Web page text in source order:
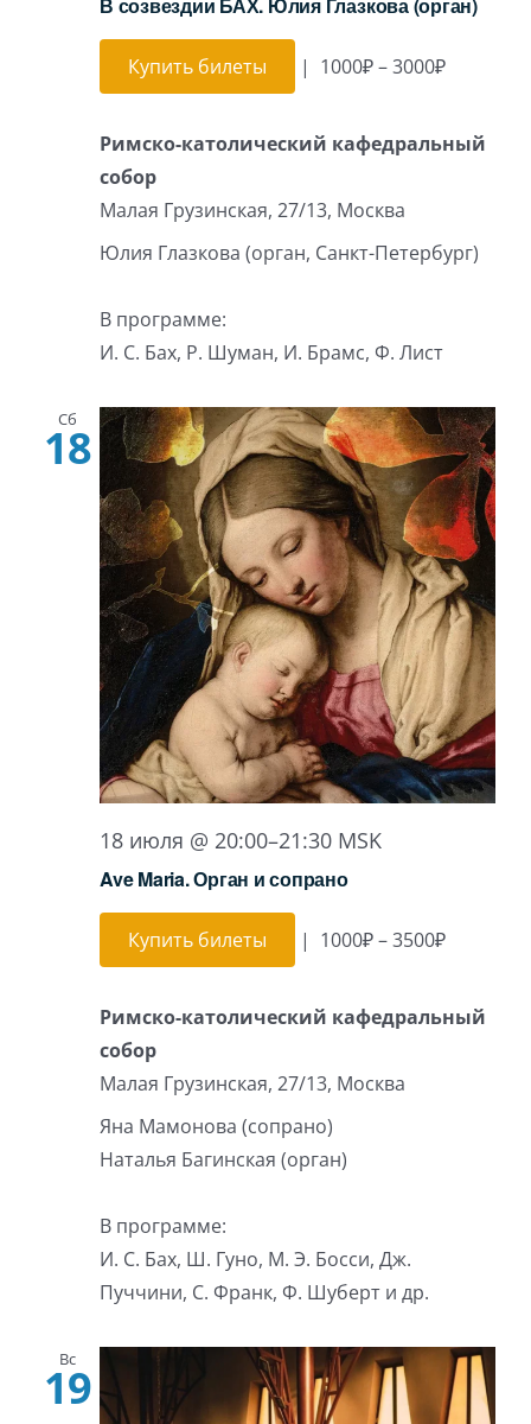
Купить билеты | 1000₽ – 3000₽
Римско-католический кафедральный
собор
Малая Грузинская, 27/13, Москва
Юлия Глазкова (орган, Санкт-Петербург)
В программе:
И. С. Бах, Р. Шуман, И. Брамс, Ф. Лист
Сб
18
18 июля @ 20:00–21:30 MSK
Ave Maria. Орган и сопрано
Купить билеты | 1000₽ – 3500₽
Римско-католический кафедральный
собор
Малая Грузинская, 27/13, Москва
Яна Мамонова (сопрано)
Наталья Багинская (орган)
В программе:
И. С. Бах, Ш. Гуно, М. Э. Босси, Дж.
Пуччини, С. Франк, Ф. Шуберт и др.
Вс
19